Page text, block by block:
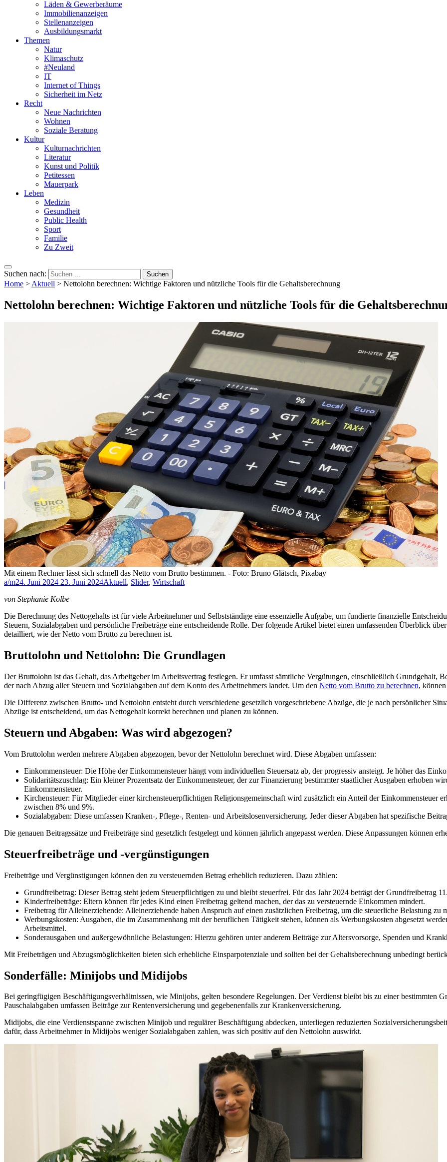
Läden & Gewerberäume
Immobilienanzeigen
Stellenanzeigen
Ausbildungsmarkt
Themen
Natur
Klimaschutz
#Neuland
IT
Internet of Things
Sicherheit im Netz
Recht
Neue Nachrichten
Wohnen
Soziale Beratung
Kultur
Kulturnachrichten
Literatur
Kunst und Politik
Petitessen
Mauerpark
Leben
Medizin
Gesundheit
Public Health
Sport
Familie
Zu Zweit
Suchen nach:
Home >Aktuell > Nettolohn berechnen: Wichtige Faktoren und nützliche Tools für die Gehaltsberechnung
Nettolohn berechnen: Wichtige Faktoren und nützliche Tools für die
Mit einem Rechner lässt sich schnell das Netto vom Brutto bestimmen. - Foto: Bruno Glätsch, Pixabay
a/m24. Juni 2024 23. Juni 2024Aktuell, Slider, Wirtschaft
von Stephanie Kolbe
Die Berechnung des Nettogehalts ist für viele Arbeitnehmer und Selbstständige eine essenzielle Aufgabe, um fundierte finanzielle
Steuern, Sozialabgaben und persönliche Freibeträge eine entscheidende Rolle. Der folgende Artikel bietet einen umfassenden Überblick
detailliert, wie der Netto vom Brutto zu berechnen ist.
Bruttolohn und Nettolohn: Die Grundlagen
Der Bruttolohn ist das Gehalt, das Arbeitgeber im Arbeitsvertrag festlegen. Er umfasst sämtliche Vergütungen, einschließlich Grundgehalt,
der nach Abzug aller Steuern und Sozialabgaben auf dem Konto des Arbeitnehmers landet. Um den Netto vom Brutto zu berechnen,
Die Differenz zwischen Brutto- und Nettolohn entsteht durch verschiedene gesetzlich vorgeschriebene Abzüge, die je nach persönlicher
Abzüge ist entscheidend, um das Nettogehalt korrekt berechnen und planen zu können.
Steuern und Abgaben: Was wird abgezogen?
Vom Bruttolohn werden mehrere Abgaben abgezogen, bevor der Nettolohn berechnet wird. Diese Abgaben umfassen:
Einkommensteuer: Die Höhe der Einkommensteuer hängt vom individuellen Steuersatz ab, der progressiv ansteigt. Je höher das
Solidaritätszuschlag: Ein kleiner Prozentsatz der Einkommensteuer, der zur Finanzierung bestimmter staatlicher Ausgaben erhoben
Einkommensteuer.
Kirchensteuer: Für Mitglieder einer kirchensteuerpflichtigen Religionsgemeinschaft wird zusätzlich ein Anteil der Einkommensteuer
zwischen 8% und 9%.
Sozialabgaben: Diese umfassen Kranken-, Pflege-, Renten- und Arbeitslosenversicherung. Jeder dieser Abgaben hat spezifische
Die genauen Beitragssätze und Freibeträge sind gesetzlich festgelegt und können jährlich angepasst werden. Diese Anpassungen können
Steuerfreibeträge und -vergünstigungen
Freibeträge und Vergünstigungen können den zu versteuernden Betrag erheblich reduzieren. Dazu zählen:
Grundfreibetrag: Dieser Betrag steht jedem Steuerpflichtigen zu und bleibt steuerfrei. Für das Jahr 2024 beträgt der Grundfreibetrag
Kinderfreibeträge: Eltern können für jedes Kind einen Freibetrag geltend machen, der das zu versteuernde Einkommen mindert.
Freibetrag für Alleinerziehende: Alleinerziehende haben Anspruch auf einen zusätzlichen Freibetrag, um die steuerliche Belastung zu
Werbungskosten: Ausgaben, die im Zusammenhang mit der beruflichen Tätigkeit stehen, können als Werbungskosten abgesetzt
Arbeitsmittel.
Sonderausgaben und außergewöhnliche Belastungen: Hierzu gehören unter anderem Beiträge zur Altersvorsorge, Spenden und
Mit Freibeträgen und Abzugsmöglichkeiten bieten sich erhebliche Einsparpotenziale und sollten bei der Gehaltsberechnung unbedingt
Sonderfälle: Minijobs und Midijobs
Bei geringfügigen Beschäftigungsverhältnissen, wie Minijobs, gelten besondere Regelungen. Der Verdienst bleibt bis zu einer bestimmten
Pauschalabgaben umfassen Beiträge zur Rentenversicherung und gegebenenfalls zur Krankenversicherung.
Midijobs, die eine Verdienstspanne zwischen Minijob und regulärer Beschäftigung abdecken, unterliegen reduzierten
dafür, dass Arbeitnehmer in Midijobs weniger Sozialabgaben zahlen, was sich positiv auf den Nettolohn auswirkt.